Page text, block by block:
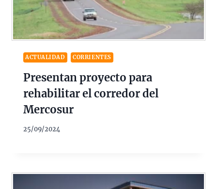
ACTUALIDAD CORRIENTES
Presentan proyecto para
rehabilitar el corredor del
Mercosur
25/09/2024